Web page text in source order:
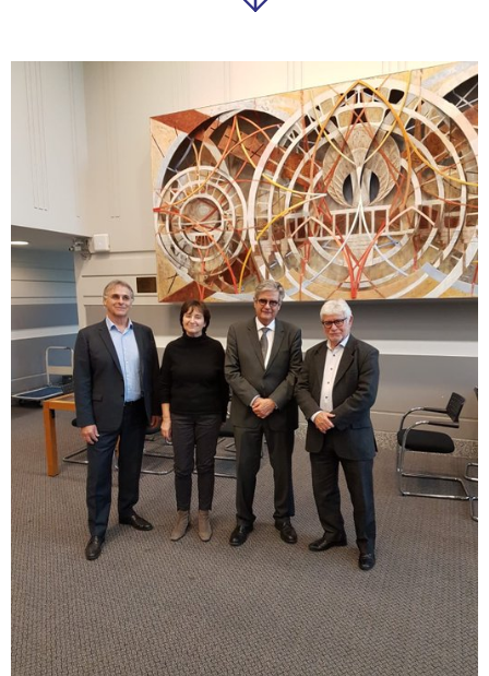
DERNIER CONSEIL SYNDICAL AVANT
LE RENOUVELLEMENT MUNICIPAL